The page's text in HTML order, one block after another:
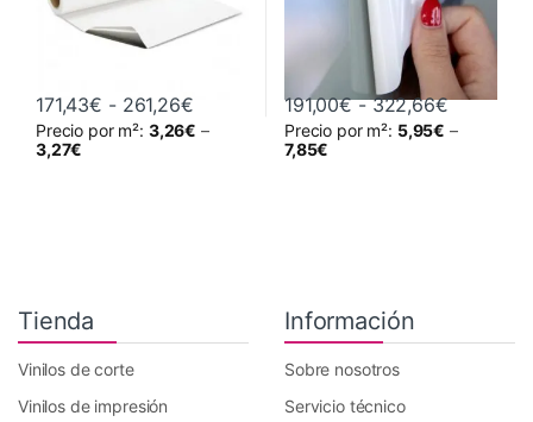
171,43€ - 261,26€Rango de precios: desde 171,43€
Precio por m²: 3,26€ –
3,27€
Este producto tiene múltiples variantes. Las opciones se
191,00€ - 322,66€Rango
Precio por m²: 5,95€ –
7,85€
Este producto tiene múltiples
Tienda
Vinilos de corte
Vinilos de impresión
Información
Sobre nosotros
Servicio técnico